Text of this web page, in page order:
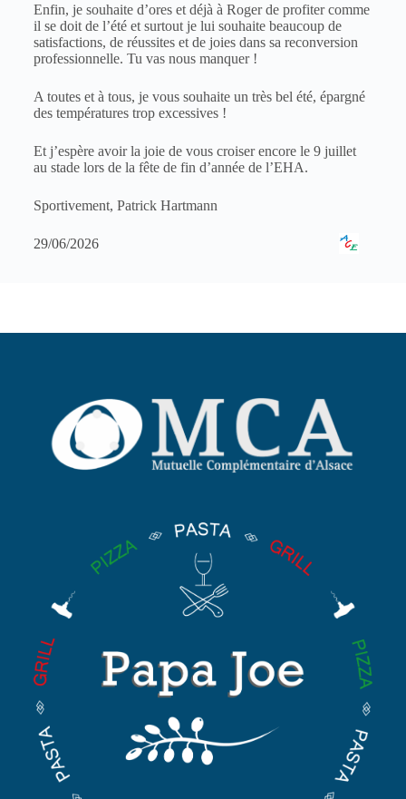
Enfin, je souhaite d’ores et déjà à Roger de profiter comme
il se doit de l’été et surtout je lui souhaite beaucoup de
satisfactions, de réussites et de joies dans sa reconversion
professionnelle. Tu vas nous manquer !
A toutes et à tous, je vous souhaite un très bel été, épargné
des températures trop excessives !
Et j’espère avoir la joie de vous croiser encore le 9 juillet
au stade lors de la fête de fin d’année de l’EHA.
Sportivement, Patrick Hartmann
29/06/2026